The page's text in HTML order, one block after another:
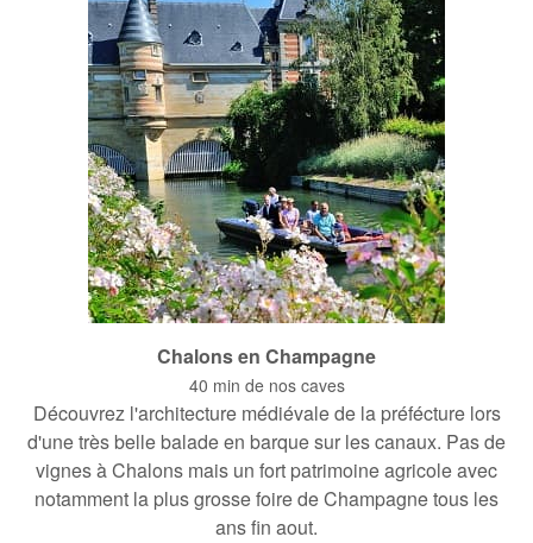
Chalons en Champagne
40 min de nos caves
Découvrez l'architecture médiévale de la préfécture lors
d'une très belle balade en barque sur les canaux. Pas de
vignes à Chalons mais un fort patrimoine agricole avec
notamment la plus grosse foire de Champagne tous les
ans fin aout.